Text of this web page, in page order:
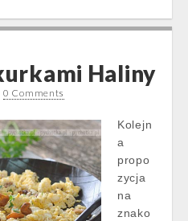
Haliny
0 Comments
Kolejn
a
propo
zycja
na
znako